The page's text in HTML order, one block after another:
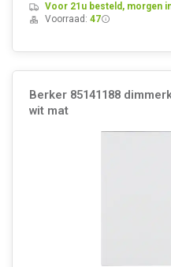
Voor 21u besteld, morgen
Voorraad: 47
Berker 85141188
wit mat